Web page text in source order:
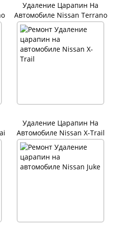
Удаление Царапин На
Автомобиле Nissan Terrano
Удаление Царапин На
Автомобиле Nissan X-Trail